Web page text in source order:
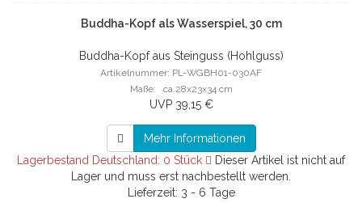
Buddha-Kopf als Wasserspiel, 30 cm
Buddha-Kopf aus Steinguss (Hohlguss)
Artikelnummer: PL-WGBH01-030AF
Maße: ca.28x23x34 cm
UVP 39,15 €
Mehr Informationen
Lagerbestand Deutschland: 0 Stück
Dieser Artikel ist nicht auf
Lager und muss erst nachbestellt werden.
Lieferzeit: 3 - 6 Tage